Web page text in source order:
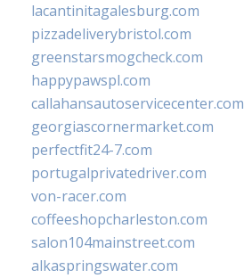
lacantinitagalesburg.com
pizzadeliverybristol.com
greenstarsmogcheck.com
happypawspl.com
callahansautoservicecenter.com
georgiascornermarket.com
perfectfit24-7.com
portugalprivatedriver.com
von-racer.com
coffeeshopcharleston.com
salon104mainstreet.com
alkaspringswater.com